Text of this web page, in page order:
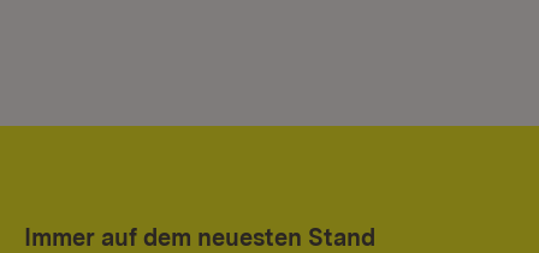
Immer auf dem neuesten Stand